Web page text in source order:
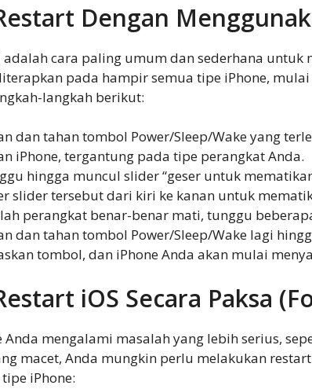
Dengan
cara paling umum dan sederhana untuk
pada hampir semua tipe iPhone,
langkah berikut:
dan tahan tombol Power/Sleep/Wake yang
iPhone, tergantung pada tipe perangkat Anda.
hingga muncul slider “geser untuk
slider tersebut dari kiri ke kanan untuk
perangkat benar-benar mati, tunggu
dan tahan tombol Power/Sleep/Wake lagi
tombol, dan iPhone Anda akan mulai
iOS Secara Paksa
Anda mengalami masalah yang lebih serius,
macet, Anda mungkin perlu melakukan
iPhone: